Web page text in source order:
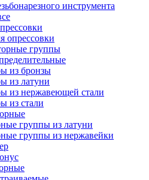
инструмента
опрессовки
группы
из бронзы
из латуни
из нержавеющей стали
из стали
группы из латуни
группы из нержавейки